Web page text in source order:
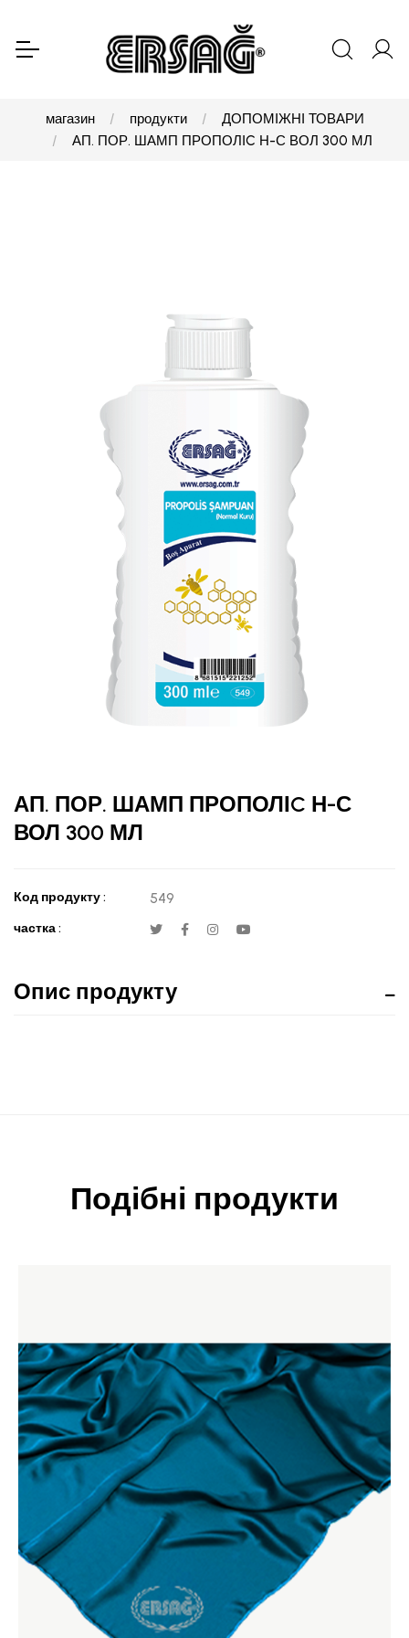
магазин продукти
ДОПОМІЖНІ ТОВАРИ
АП. ПОР. ШАМП ПРОПОЛІC Н-С ВОЛ 300 МЛ
АП. ПОР. ШАМП ПРОПОЛІC Н-С
ВОЛ 300 МЛ
Код продукту : 549
частка :
Опис продукту
Подібні продукти